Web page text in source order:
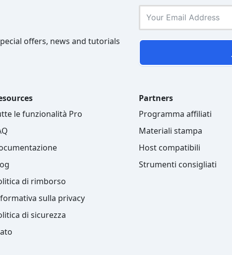
offers, news and tutorials
le funzionalità Pro
di rimborso
sulla privacy
di sicurezza
Partners
Programma affiliati
Materiali stampa
Host compatibili
Strumenti consigliati